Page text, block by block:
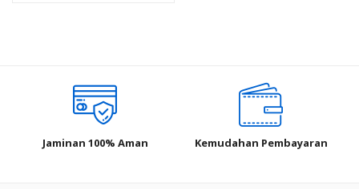
Jaminan 100% Aman Kemudahan Pembayaran